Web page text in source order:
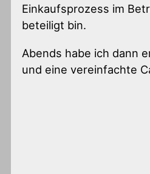
Einkaufsprozess im
beteiligt bin.
Abends habe ich dann
und eine vereinfachte